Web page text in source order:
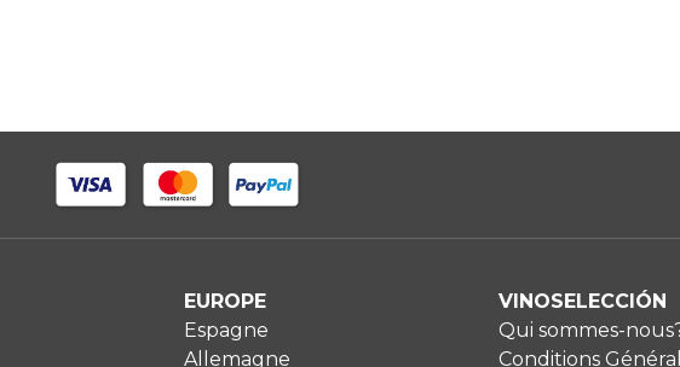
EUROPE
Espagne
Allemagne
VINOSELECCIÓN
Qui sommes-
Conditions